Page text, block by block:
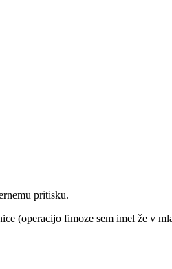
pritisku.
(operacijo fimoze sem imel že v